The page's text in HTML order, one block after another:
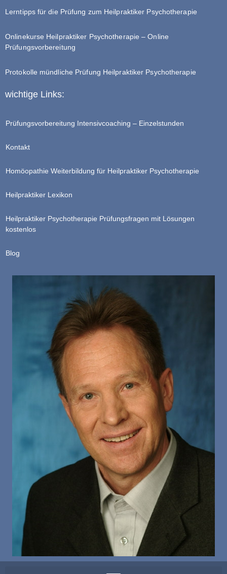
Lerntipps für die Prüfung zum Heilpraktiker Psychotherapie
Onlinekurse Heilpraktiker Psychotherapie – Online
Prüfungsvorbereitung
Protokolle mündliche Prüfung Heilpraktiker Psychotherapie
wichtige Links:
Prüfungsvorbereitung Intensivcoaching – Einzelstunden
Kontakt
Homöopathie Weiterbildung für Heilpraktiker Psychotherapie
Heilpraktiker Lexikon
Heilpraktiker Psychotherapie Prüfungsfragen mit Lösungen
kostenlos
Blog